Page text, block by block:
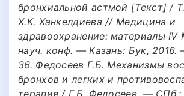
бронхиальной астмой [Текст] /
Х.К. Ханкелдиева // Медицина и
здравоохранение: материалы IV
науч. конф. — Казань: Бук,
36. Федосеев Г.Б. Механизмы
бронхов и легких и
терапия / Г.Б. Федосеев. — СПб.: